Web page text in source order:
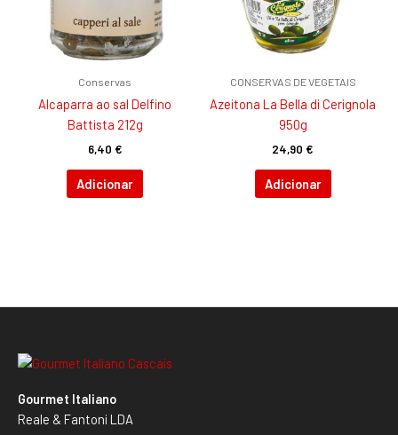
Conservas
Alcaparra ao sal Delfino
Battista 212g
6,40 €
Adicionar
CONSERVAS DE VEGETAIS
Azeitona La Bella di Cerignola
950g
24,90 €
Adicionar
Gourmet Italiano
Reale & Fantoni LDA